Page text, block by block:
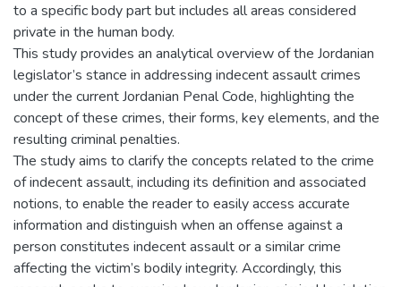
to a specific body part but includes all areas considered
private in the human body.
This study provides an analytical overview of the Jordanian
legislator’s stance in addressing indecent assault crimes
under the current Jordanian Penal Code, highlighting the
concept of these crimes, their forms, key elements, and the
resulting criminal penalties.
The study aims to clarify the concepts related to the crime
of indecent assault, including its definition and associated
notions, to enable the reader to easily access accurate
information and distinguish when an offense against a
person constitutes indecent assault or a similar crime
affecting the victim’s bodily integrity. Accordingly, this